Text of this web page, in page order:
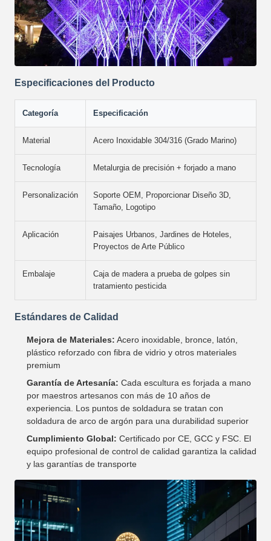
Especificaciones del Producto
Categoría Especificación
Material Acero Inoxidable 304/316 (Grado Marino)
Tecnología Metalurgia de precisión + forjado a mano
Personalización
Soporte OEM, Proporcionar Diseño 3D,
Tamaño, Logotipo
Aplicación
Paisajes Urbanos, Jardines de Hoteles,
Proyectos de Arte Público
Embalaje
Caja de madera a prueba de golpes sin
tratamiento pesticida
Estándares de Calidad
Mejora de Materiales: Acero inoxidable, bronce, latón,
plástico reforzado con fibra de vidrio y otros materiales
premium
Garantía de Artesanía: Cada escultura es forjada a mano
por maestros artesanos con más de 10 años de
experiencia. Los puntos de soldadura se tratan con
soldadura de arco de argón para una durabilidad superior
Cumplimiento Global: Certificado por CE, GCC y FSC. El
equipo profesional de control de calidad garantiza la calidad
y las garantías de transporte